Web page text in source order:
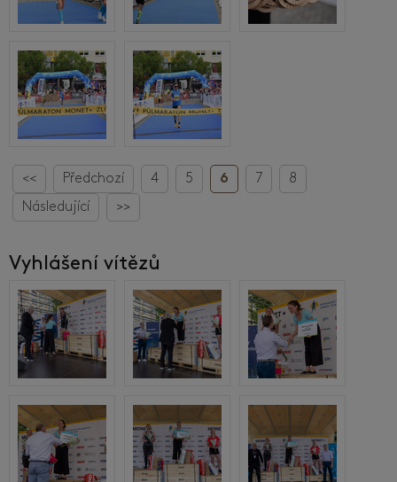
<< Předchozí 4 5 6 7
8
Následující
>>
Vyhlášení vítězů